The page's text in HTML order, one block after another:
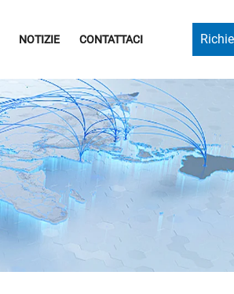
NOTIZIE CONTATTACI